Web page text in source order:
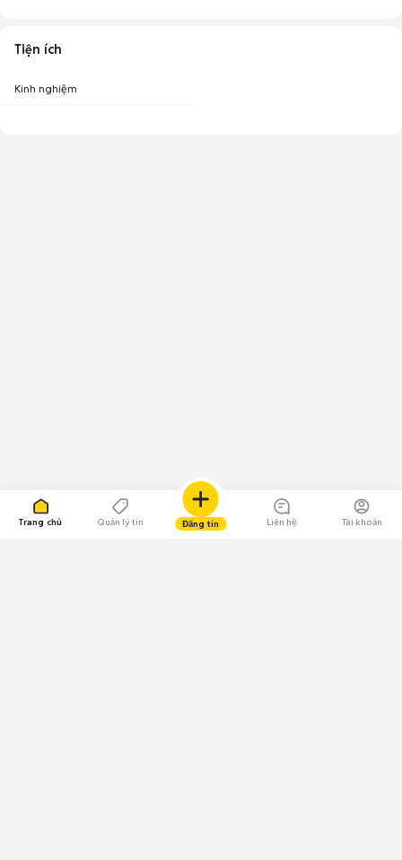
Trang chủ Quản lý tin Đăng tin Liên hệ Tài khoản
Tiện ích
Kinh nghiệm